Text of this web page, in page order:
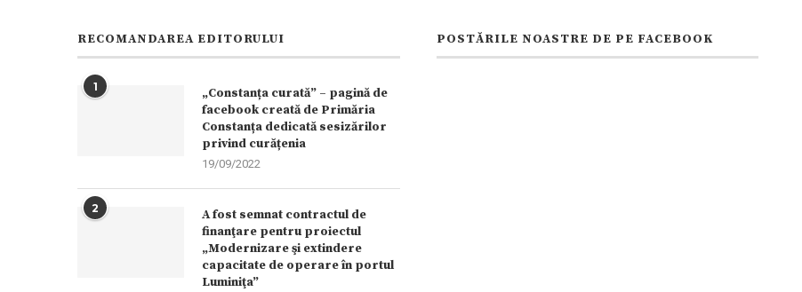
RECOMANDAREA EDITORULUI
1
„Constanța curată” – pagină de
facebook creată de Primăria
Constanța dedicată sesizărilor
privind curățenia
19/09/2022
2
A fost semnat contractul de
finanţare pentru proiectul
„Modernizare şi extindere
capacitate de operare în portul
Luminiţa”
POSTĂRILE NOASTRE DE PE FACEBOOK